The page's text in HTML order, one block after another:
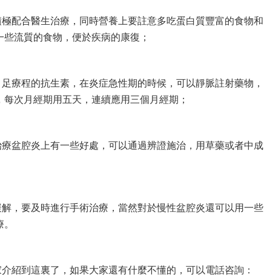
配合醫生治療，同時營養上要註意多吃蛋白質豐富的食物和
流質的食物，便於疾病的康復；
療程的抗生素，在炎症急性期的時候，可以靜脈註射藥物，
次月經期用五天，連續應用三個月經期；
盆腔炎上有一些好處，可以通過辨證施治，用草藥或者中成
，要及時進行手術治療，當然對於慢性盆腔炎還可以用一些
紹到這裏了，如果大家還有什麼不懂的，可以電話咨詢：